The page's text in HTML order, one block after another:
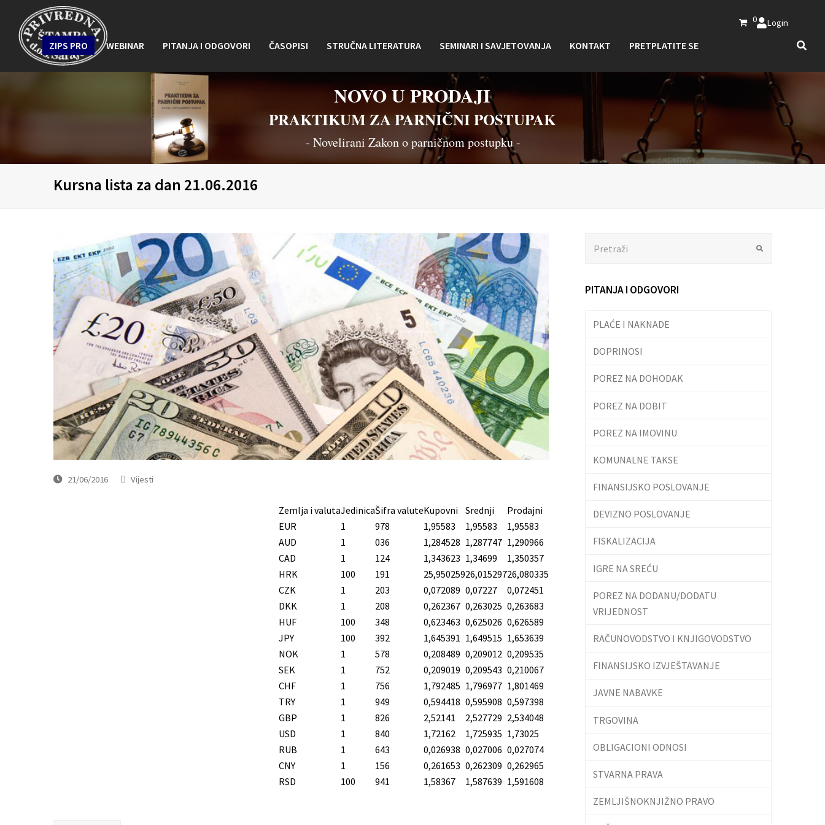
0 Login
ZIPS PRO WEBINAR PITANJA I ODGOVORI ČASOPISI STRUČNA LITERATURA SEMINARI I SAVJETOVANJA KONTAKT PRETPLATITE SE
NOVO U PRODAJI
PRAKTIKUM ZA PARNIČNI POSTUPAK
- Novelirani Zakon o parničnom postupku -
Kursna lista za dan 21.06.2016
21/06/2016 Vijesti
Zemlja i valutaJedinicaŠifra valuteKupovni Srednji
Prodajni
EUR
1 978 1,95583 1,95583
1,95583
AUD
1 036 1,284528 1,287747 1,290966
CAD
1 124 1,343623 1,34699
1,350357
HRK
100 191 25,95025926,01529726,080335
CZK
1 203 0,072089 0,07227
0,072451
DKK
1 208 0,262367 0,263025 0,263683
HUF
100 348 0,623463 0,625026 0,626589
JPY
100 392 1,645391 1,649515 1,653639
NOK
1 578 0,208489 0,209012 0,209535
SEK
1 752 0,209019 0,209543 0,210067
CHF
1 756 1,792485 1,796977 1,801469
TRY
1 949 0,594418 0,595908 0,597398
GBP
1 826 2,52141 2,527729 2,534048
USD
1 840 1,72162 1,725935 1,73025
RUB
1 643 0,026938 0,027006 0,027074
CNY
1 156 0,261653 0,262309 0,262965
RSD
100 941 1,58367 1,587639 1,591608
PITANJA I ODGOVORI
PLAĆE I NAKNADE
DOPRINOSI
POREZ NA DOHODAK
POREZ NA DOBIT
POREZ NA IMOVINU
KOMUNALNE TAKSE
FINANSIJSKO POSLOVANJE
DEVIZNO POSLOVANJE
FISKALIZACIJA
IGRE NA SREĆU
POREZ NA DODANU/DODATU
VRIJEDNOST
RAČUNOVODSTVO I KNJIGOVODSTVO
FINANSIJSKO IZVJEŠTAVANJE
JAVNE NABAVKE
TRGOVINA
OBLIGACIONI ODNOSI
STVARNA PRAVA
ZEMLJIŠNOKNJIŽNO PRAVO